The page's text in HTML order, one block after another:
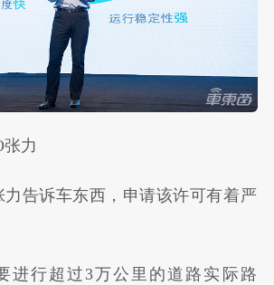
力
力告诉车东西，申请该许可有着严
进行超过3万公里的道路实际路